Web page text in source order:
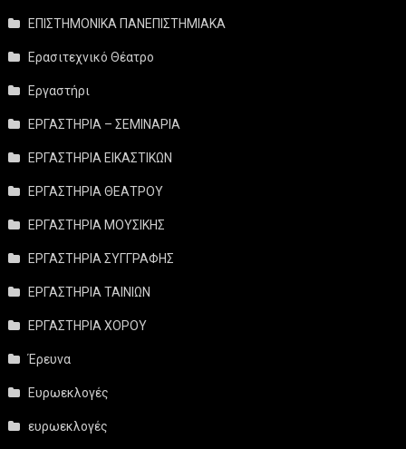
ΕΠΙΣΤΗΜΟΝΙΚΑ ΠΑΝΕΠΙΣΤΗΜΙΑΚΑ
Ερασιτεχνικό Θέατρο
Εργαστήρι
ΕΡΓΑΣΤΗΡΙΑ – ΣΕΜΙΝΑΡΙΑ
ΕΡΓΑΣΤΗΡΙΑ ΕΙΚΑΣΤΙΚΩΝ
ΕΡΓΑΣΤΗΡΙΑ ΘΕΑΤΡΟΥ
ΕΡΓΑΣΤΗΡΙΑ ΜΟΥΣΙΚΗΣ
ΕΡΓΑΣΤΗΡΙΑ ΣΥΓΓΡΑΦΗΣ
ΕΡΓΑΣΤΗΡΙΑ ΤΑΙΝΙΩΝ
ΕΡΓΑΣΤΗΡΙΑ ΧΟΡΟΥ
Έρευνα
Ευρωεκλογές
ευρωεκλογές